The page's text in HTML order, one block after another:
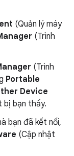
(Quản lý máy
(Trình
(Trình
Portable
Device
bạn thấy.
bạn đã kết nối,
(Cập nhật